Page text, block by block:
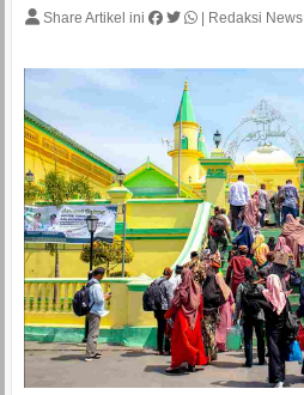
Share Artikel ini Redaksi News